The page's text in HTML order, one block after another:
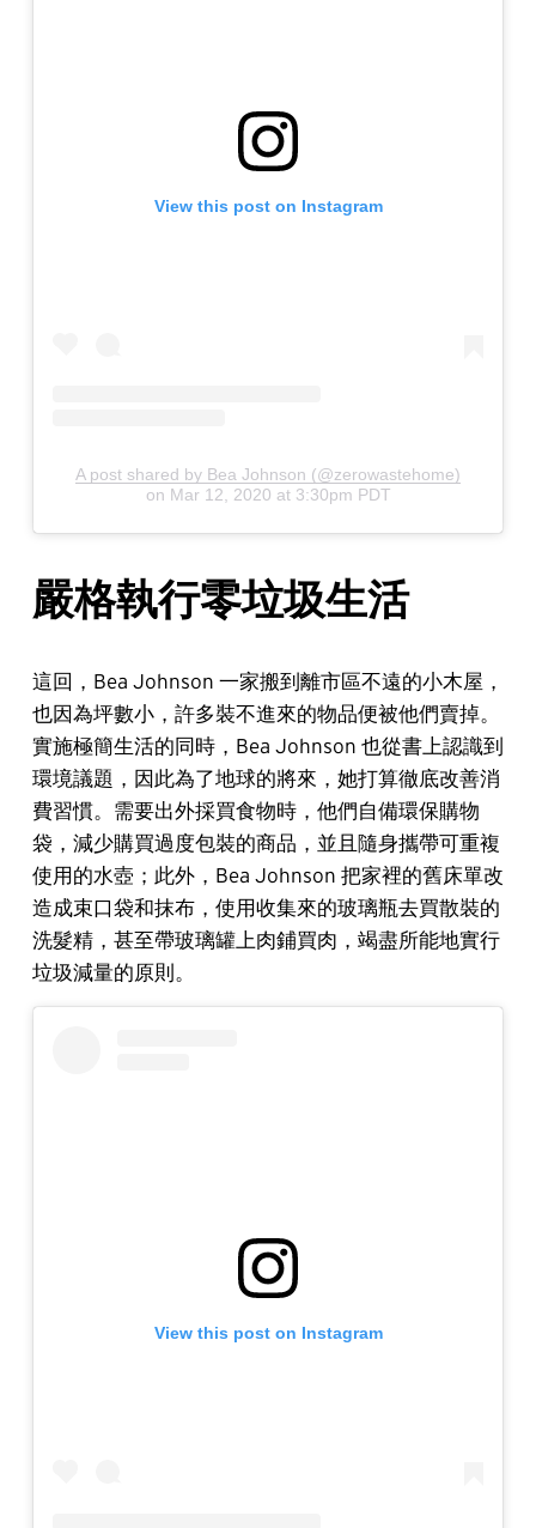
View this post on Instagram
A post shared by Bea Johnson (@zerowastehome)
on Mar 12, 2020 at 3:30pm PDT
嚴格執行零垃圾生活
這回，Bea Johnson 一家搬到離市區不遠的小木屋，
也因為坪數小，許多裝不進來的物品便被他們賣掉。
實施極簡生活的同時，Bea Johnson 也從書上認識到
環境議題，因此為了地球的將來，她打算徹底改善消
費習慣。需要出外採買食物時，他們自備環保購物
袋，減少購買過度包裝的商品，並且隨身攜帶可重複
使用的水壺；此外，Bea Johnson 把家裡的舊床單改
造成束口袋和抹布，使用收集來的玻璃瓶去買散裝的
洗髮精，甚至帶玻璃罐上肉鋪買肉，竭盡所能地實行
垃圾減量的原則。
View this post on Instagram